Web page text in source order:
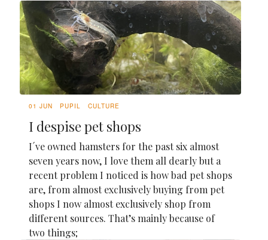
01 JUN PUPIL CULTURE
I despise pet shops
I´ve owned hamsters for the past six almost
seven years now, I love them all dearly but a
recent problem I noticed is how bad pet shops
are, from almost exclusively buying from pet
shops I now almost exclusively shop from
different sources. That’s mainly because of
two things;